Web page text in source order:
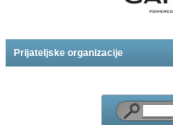
Prijateljske organizacije